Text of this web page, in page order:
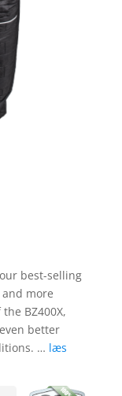
best-selling
more
BZ400X,
better
… læs